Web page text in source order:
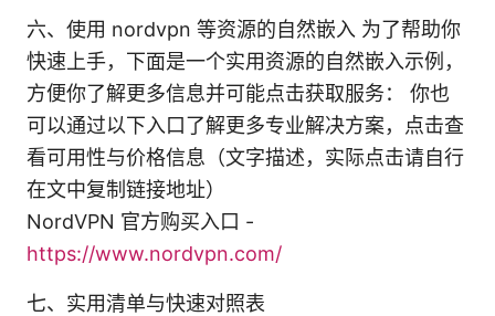
六、使用 nordvpn 等资源的自然嵌入 为了帮助你
快速上手，下面是一个实用资源的自然嵌入示例，
方便你了解更多信息并可能点击获取服务： 你也
可以通过以下入口了解更多专业解决方案，点击查
看可用性与价格信息（文字描述，实际点击请自行
在文中复制链接地址）
NordVPN 官方购买入口 -
https://www.nordvpn.com/
七、实用清单与快速对照表